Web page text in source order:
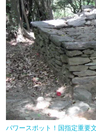
パワースポット！国指定重要